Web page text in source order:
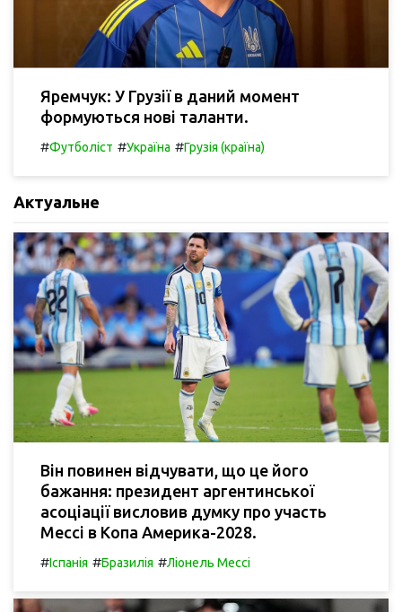
Яремчук: У Грузії в даний момент
формуються нові таланти.
#Футболіст #Україна #Грузія (країна)
Актуальне
Він повинен відчувати, що це його
бажання: президент аргентинської
асоціації висловив думку про участь
Мессі в Копа Америка-2028.
#Іспанія #Бразилія #Ліонель Мессі